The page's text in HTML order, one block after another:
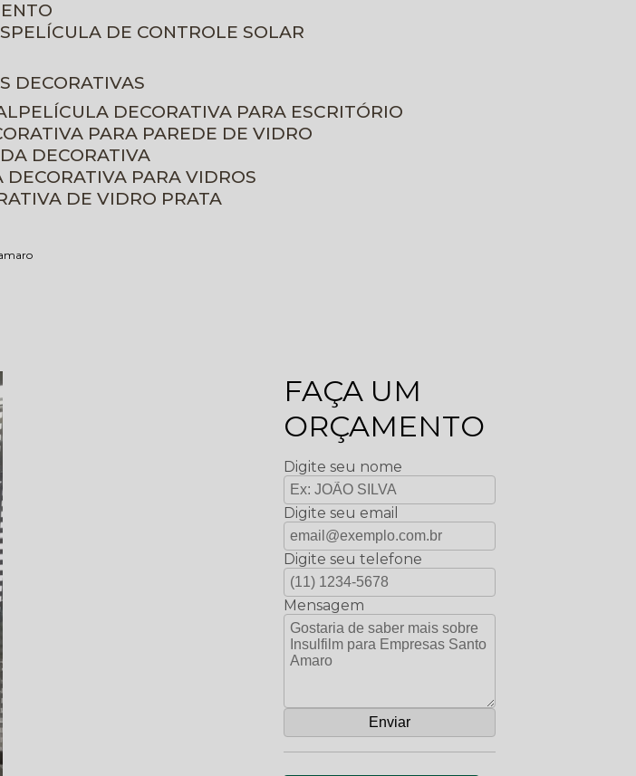
PELÍCULA DE CONTROLE SOLAR
DECORATIVAS
PELÍCULA DECORATIVA PARA ESCRITÓRIO
PARA PAREDE DE VIDRO
DECORATIVA
DECORATIVA PARA VIDROS
DE VIDRO PRATA
FAÇA UM
ORÇAMENTO
Digite seu nome
Digite seu email
Digite seu telefone
Mensagem